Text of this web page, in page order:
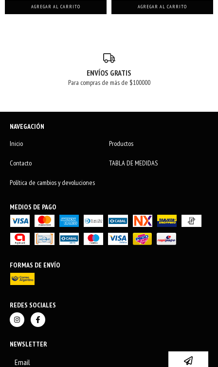
AGREGAR AL CARRITO AGREGAR AL CARRITO
ENVÍOS GRATIS
Para compras de más de $100000
NAVEGACIÓN
Inicio
Productos
Contacto TABLA DE MEDIDAS
Política de cambios y devoluciones
MEDIOS DE PAGO
FORMAS DE ENVÍO
REDES SOCIALES
NEWSLETTER